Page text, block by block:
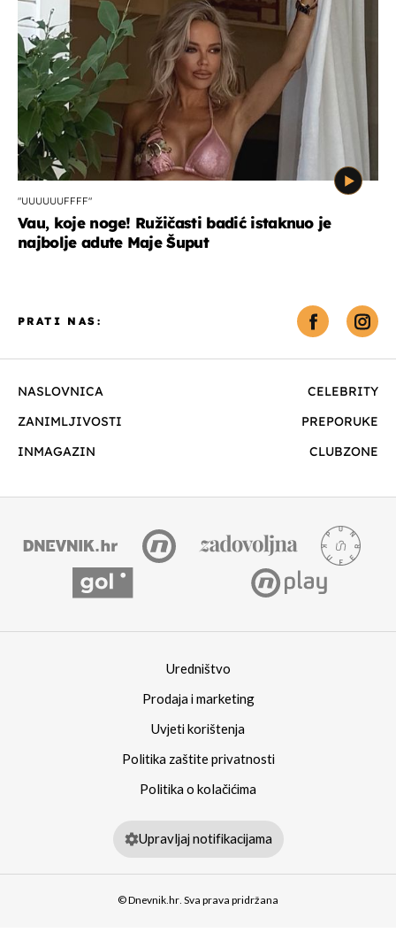
"UUUUUUFFFF"
Vau, koje noge! Ružičasti badić istaknuo je
najbolje adute Maje Šuput
NASLOVNICA
CELEBRITY
ZANIMLJIVOSTI
PREPORUKE
INMAGAZIN
CLUBZONE
PRATI NAS:
Uredništvo
Prodaja i marketing
Uvjeti korištenja
Politika zaštite privatnosti
Politika o kolačićima
Upravljaj notifikacijama
© Dnevnik.hr. Sva prava pridržana